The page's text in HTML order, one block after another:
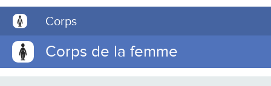
Corps
Corps de la femme